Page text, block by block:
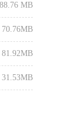
88.76 MB
70.76MB
81.92MB
31.53MB